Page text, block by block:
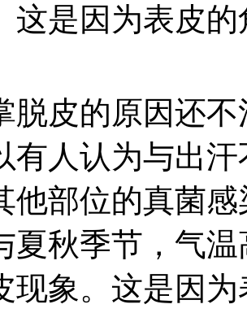
这是因为表皮
的原因还不
有人认为与出
他部位的真菌
夏秋季节，气
现象。这是因